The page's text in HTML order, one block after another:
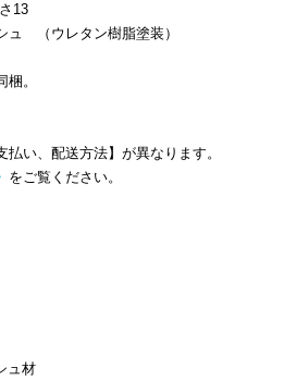
13
ュ （ウレタン樹脂塗装）
。
い、配送方法】が異なります。
をご覧ください。
ュ材